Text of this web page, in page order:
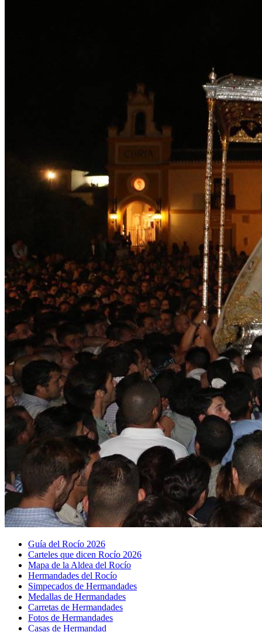
Guía del Rocío 2026
Carteles que dicen Rocío 2026
Mapa de la Aldea del Rocío
Hermandades del Rocío
Simpecados de Hermandades
Medallas de Hermandades
Carretas de Hermandades
Fotos de Hermandades
Casas de Hermandad